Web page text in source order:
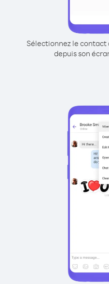
Sélectionnez le contact
depuis son